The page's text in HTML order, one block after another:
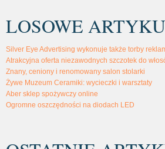
LOSOWE
Silver Eye Advertising wykonuje także torby
Atrakcyjna oferta niezawodnych szczotek do
Znany, ceniony i renomowany salon stolarki
Żywe Muzeum Ceramiki: wycieczki i warsztaty
Aber sklep spożywczy online
Ogromne oszczędności na diodach LED